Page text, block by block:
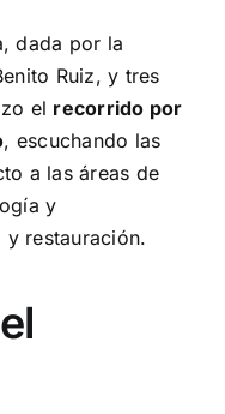
dada por la
Ruiz, y tres
el recorrido por
, escuchando las
a las áreas de
y
restauración.